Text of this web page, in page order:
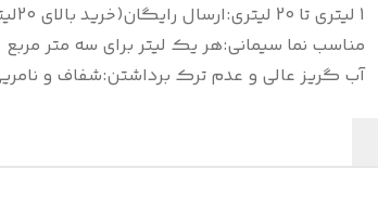
1 لیتری تا 20 لیتری
:ارسال رایگان(خرید بالای 20لیتر)
مناسب نما سیمانی:هر یک لیتر برای سه متر مربع
آب گریز عالی و عدم ترک برداشتن:شفاف و